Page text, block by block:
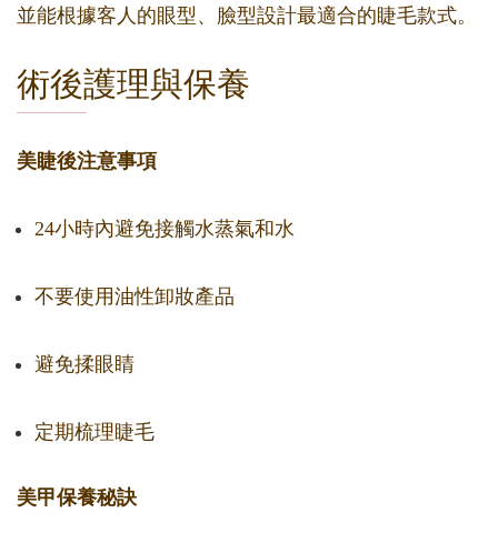
並能根據客人的眼型、臉型設計最適合的睫毛款式。
術後護理與保養
美睫後注意事項
24小時內避免接觸水蒸氣和水
不要使用油性卸妝產品
避免揉眼睛
定期梳理睫毛
美甲保養秘訣